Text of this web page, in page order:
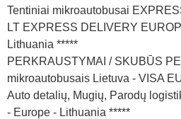
Tentiniai mikroautobusai
LT EXPRESS DELIVERY
Lithuania *****
PERKRAUSTYMAI / SKUBŪS
mikroautobusais Lietuva - VISA
Auto detalių, Mugių, Parodų
- Europe - Lithuania *****